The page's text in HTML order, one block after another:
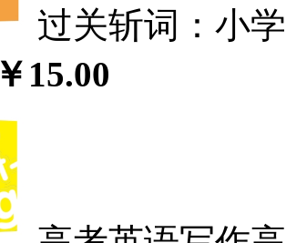
过关斩词：小
￥15.00